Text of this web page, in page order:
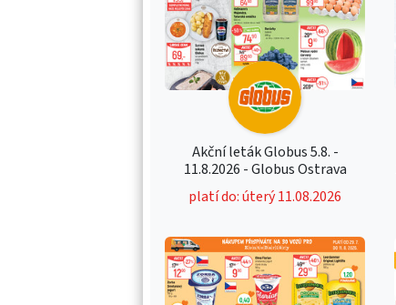
Akční leták Globus 5.8. -
11.8.2026 - Globus Ostrava
platí do: úterý 11.08.2026